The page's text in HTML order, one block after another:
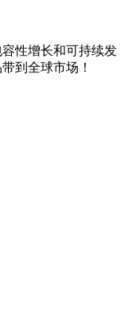
性增长和可持续发
到全球市场！